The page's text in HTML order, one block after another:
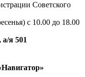
Советского
с 10.00 до 18.00
а/я 501